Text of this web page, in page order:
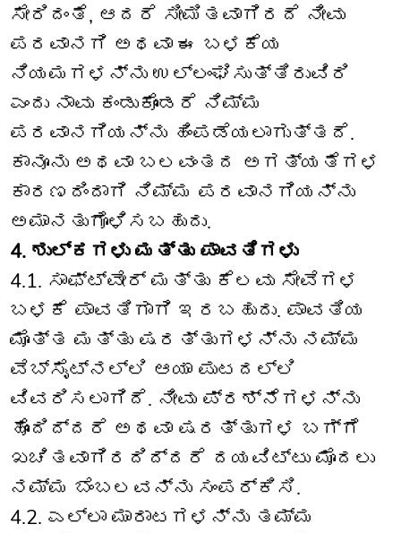
ಸೇರಿದಂತೆ, ಆದರೆ ಸೀಮಿತವಾಗಿರದೆ ನೀವು
ಪರವಾನಗಿ ಅಥವಾ ಈ ಬಳಕೆಯ
ನಿಯಮಗಳನ್ನು ಉಲ್ಲಂಘಿಸುತ್ತಿರುವಿರಿ
ಎಂದು ನಾವು ಕಂಡುಕೊಂಡರೆ ನಿಮ್ಮ
ಪರವಾನಗಿಯನ್ನು ಹಿಂಪಡೆಯಲಾಗುತ್ತದೆ.
ಕಾನೂನು ಅಥವಾ ಬಲವಂತದ ಅಗತ್ಯತೆಗಳ
ಕಾರಣದಿಂದಾಗಿ ನಿಮ್ಮ ಪರವಾನಗಿಯನ್ನು
ಅಮಾನತುಗೊಳಿಸಬಹುದು.
4. ಶುಲ್ಕಗಳು ಮತ್ತು ಪಾವತಿಗಳು
4.1. ಸಾಫ್ಟ್‌ವೇರ್ ಮತ್ತು ಕೆಲವು ಸೇವೆಗಳ
ಬಳಕೆ ಪಾವತಿಗಾಗಿ ಇರಬಹುದು. ಪಾವತಿಯ
ಮೊತ್ತ ಮತ್ತು ಷರತ್ತುಗಳನ್ನು ನಮ್ಮ
ವೆಬ್‌ಸೈಟ್‌ನಲ್ಲಿ ಆಯಾ ಪುಟದಲ್ಲಿ
ವಿವರಿಸಲಾಗಿದೆ. ನೀವು ಪ್ರಶ್ನೆಗಳನ್ನು
ಹೊಂದಿದ್ದರೆ ಅಥವಾ ಷರತ್ತುಗಳ ಬಗ್ಗೆ
ಖಚಿತವಾಗಿರದಿದ್ದರೆ ದಯವಿಟ್ಟು ಮೊದಲು
ನಮ್ಮ ಬೆಂಬಲವನ್ನು ಸಂಪರ್ಕಿಸಿ.
4.2. ಎಲ್ಲಾ ಮಾರಾಟಗಳನ್ನು ತಮ್ಮ